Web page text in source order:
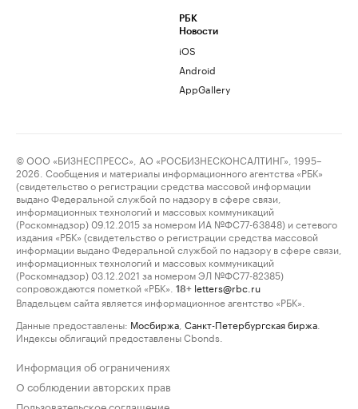
РБК
Новости
iOS
Android
AppGallery
© ООО «БИЗНЕСПРЕСС», АО «РОСБИЗНЕСКОНСАЛТИНГ», 1995–
2026. Сообщения и материалы информационного агентства «РБК»
(свидетельство о регистрации средства массовой информации
выдано Федеральной службой по надзору в сфере связи,
информационных технологий и массовых коммуникаций
(Роскомнадзор) 09.12.2015 за номером ИА №ФС77-63848) и сетевого
издания «РБК» (свидетельство о регистрации средства массовой
информации выдано Федеральной службой по надзору в сфере связи,
информационных технологий и массовых коммуникаций
(Роскомнадзор) 03.12.2021 за номером ЭЛ №ФС77-82385)
сопровождаются пометкой «РБК».
18+ letters@rbc.ru
Владельцем сайта является информационное агентство «РБК».
Данные предоставлены: Мосбиржа Санкт-Петербургская биржа
Индексы облигаций предоставлены Cbonds.
Информация об ограничениях
О соблюдении авторских прав
Пользовательское соглашение